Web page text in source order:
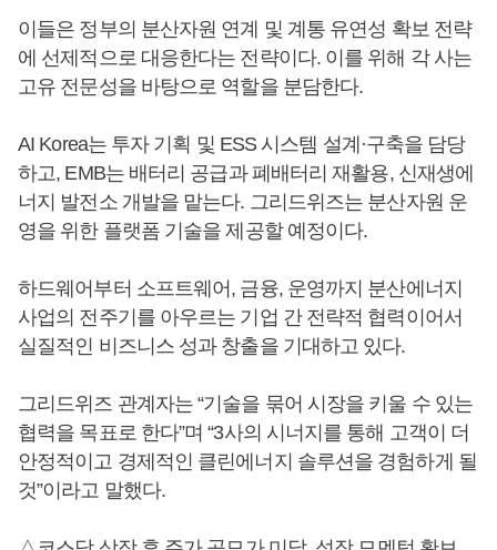
이들은 정부의 분산자원 연계 및 계통 유연성 확보 전략
에 선제적으로 대응한다는 전략이다. 이를 위해 각 사는
고유 전문성을 바탕으로 역할을 분담한다.
AI Korea는 투자 기획 및 ESS 시스템 설계·구축을 담당
하고, EMB는 배터리 공급과 폐배터리 재활용, 신재생에
너지 발전소 개발을 맡는다. 그리드위즈는 분산자원 운
영을 위한 플랫폼 기술을 제공할 예정이다.
하드웨어부터 소프트웨어, 금융, 운영까지 분산에너지
사업의 전주기를 아우르는 기업 간 전략적 협력이어서
실질적인 비즈니스 성과 창출을 기대하고 있다.
그리드위즈 관계자는 “기술을 묶어 시장을 키울 수 있는
협력을 목표로 한다”며 “3사의 시너지를 통해 고객이 더
안정적이고 경제적인 클린에너지 솔루션을 경험하게 될
것”이라고 말했다.